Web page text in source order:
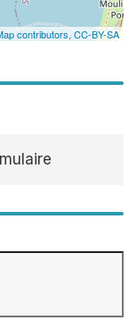
contributors, CC-BY-SA